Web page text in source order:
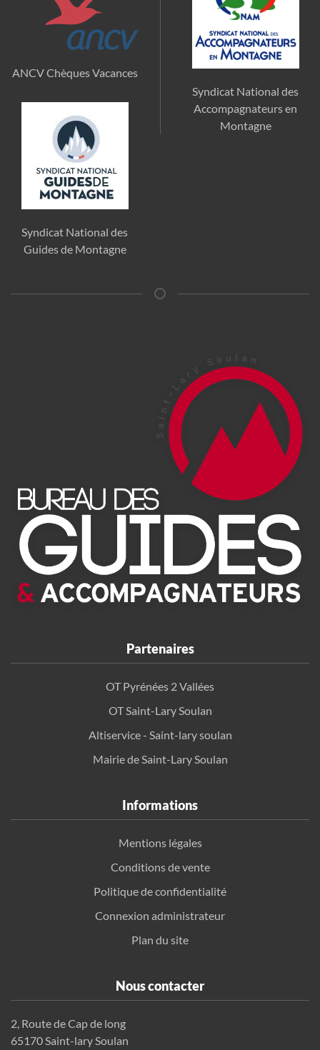
ANCV Chèques Vacances
Syndicat National des
Accompagnateurs en
Montagne
Syndicat National des
Guides de Montagne
Partenaires
OT Pyrénées 2 Vallées
OT Saint-Lary Soulan
Altiservice - Saint-lary soulan
Mairie de Saint-Lary Soulan
Informations
Mentions légales
Conditions de vente
Politique de confidentialité
Connexion administrateur
Plan du site
Nous contacter
2, Route de Cap de long
65170 Saint-lary Soulan